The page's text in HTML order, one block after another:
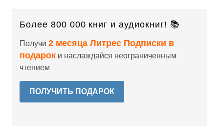
Более 800 000 книг и аудиокниг! 📚
Получи 2 месяца Литрес Подписки в
подарок и наслаждайся неограниченным
чтением
ПОЛУЧИТЬ ПОДАРОК